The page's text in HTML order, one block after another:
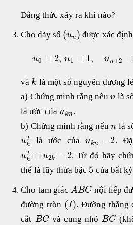
Đẳng thức xảy ra khi nào?
Cho dãy số (un) được xác
u0 = 2, u1 = 1, un+2 =
và k là một số nguyên dương
a) Chứng minh rằng nếu n là
là ước củaukn.
b) Chứng minh rằng nếun là
u2
k là ước củaukn − 2.
u2
k = u2k − 2. Từ đó hãy
thể là lũy thừa bậc 5 của bất
Cho tam giácABC nội tiếp
đường tròn (I). Đường thẳng
cắt BCvà cung nhỏBC